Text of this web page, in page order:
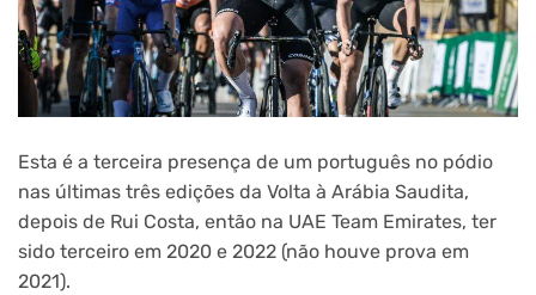
Esta é a terceira presença de um português no pódio
nas últimas três edições da Volta à Arábia Saudita,
depois de Rui Costa, então na UAE Team Emirates, ter
sido terceiro em 2020 e 2022 (não houve prova em
2021).